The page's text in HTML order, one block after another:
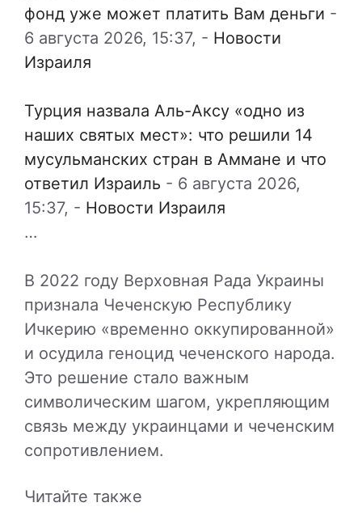
фонд уже может платить Вам деньги -
6 августа 2026, 15:37, - Новости
Израиля
Турция назвала Аль-Аксу «одно из
наших святых мест»: что решили 14
мусульманских стран в Аммане и что
ответил Израиль - 6 августа 2026,
15:37, - Новости Израиля
…
В 2022 году Верховная Рада Украины
признала Чеченскую Республику
Ичкерию «временно оккупированной»
и осудила геноцид чеченского народа.
Это решение стало важным
символическим шагом, укрепляющим
связь между украинцами и чеченским
сопротивлением.
Читайте также